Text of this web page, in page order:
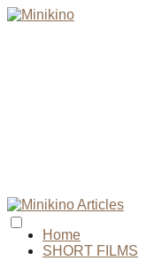
Home
SHORT FILMS